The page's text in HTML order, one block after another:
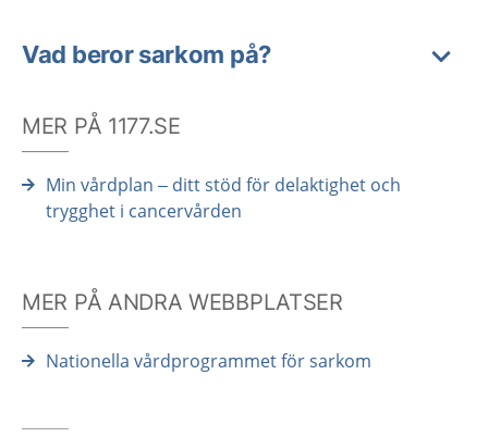
Vad beror sarkom på?
MER PÅ 1177.SE
Min vårdplan – ditt stöd för delaktighet och
trygghet i cancervården
MER PÅ ANDRA WEBBPLATSER
Nationella vårdprogrammet för sarkom